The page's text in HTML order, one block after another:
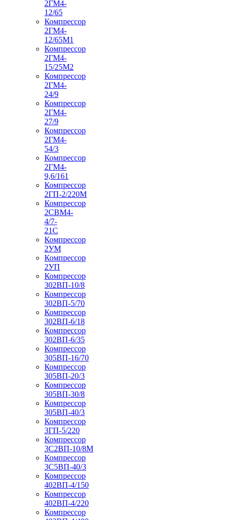
2ГМ4-
12/65
Компрессор
2ГМ4-
12/65М1
Компрессор
2ГМ4-
15/25М2
Компрессор
2ГМ4-
24/9
Компрессор
2ГМ4-
27/9
Компрессор
2ГМ4-
54/3
Компрессор
2ГМ4-
9,6/161
Компрессор
2ГП-2/220М
Компрессор
2СВМ4-
4/7-
21С
Компрессор
2УМ
Компрессор
2УП
Компрессор
302ВП-10/8
Компрессор
302ВП-5/70
Компрессор
302ВП-6/18
Компрессор
302ВП-6/35
Компрессор
305ВП-16/70
Компрессор
305ВП-20/3
Компрессор
305ВП-30/8
Компрессор
305ВП-40/3
Компрессор
3ГП-5/220
Компрессор
3С2ВП-10/8М
Компрессор
3С5ВП-40/3
Компрессор
402ВП-4/150
Компрессор
402ВП-4/220
Компрессор